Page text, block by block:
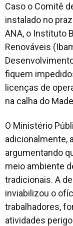
Caso o Comitê
instalado no
ANA, o Instituto
Renováveis
fiquem
licenças de
na calha do
O Ministério
adicionalmente,
argumentando
meio ambiente
tradicionais. A
inviabilizou o
trabalhadores,
atividades